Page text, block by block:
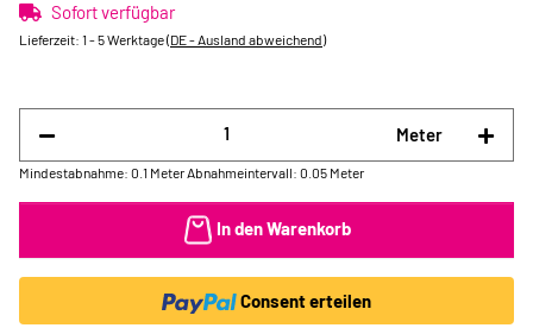
Sofort verfügbar
Lieferzeit: 1 - 5 Werktage(DE - Ausland abweichend)
Meter
Mindestabnahme: 0.1 Meter Abnahmeintervall: 0.05 Meter
In den Warenkorb
Consent erteilen